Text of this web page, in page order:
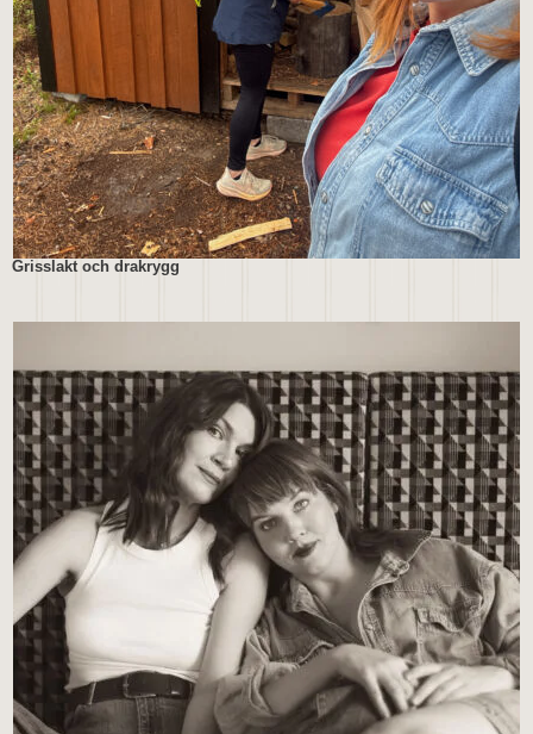
Grisslakt och drakrygg